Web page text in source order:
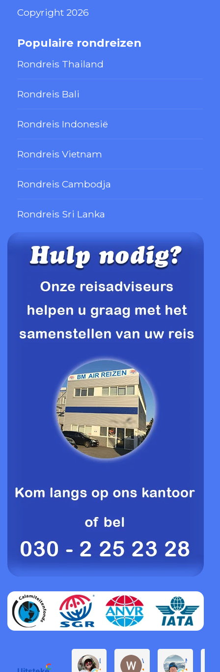
Copyright 2026
Populaire rondreizen
Rondreis Thailand
Rondreis Bali
Rondreis Indonesië
Rondreis Vietnam
Rondreis Cambodja
Rondreis Sri Lanka
Daphne de GrootWillem Groenendijk
Michel